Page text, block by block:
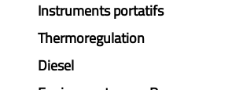
Instruments portatifs
Thermoregulation
Diesel